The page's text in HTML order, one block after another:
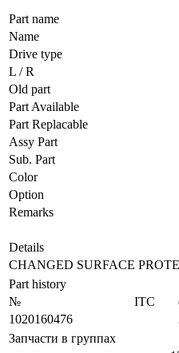
Part name
Name
Drive type
L / R
Old part
Part Available
Part Replacable
Assy Part
Sub. Part
Color
Option
Remarks
Details
CHANGED SURFACE
Part history
№
ITC
1020160476
Запчасти в группах